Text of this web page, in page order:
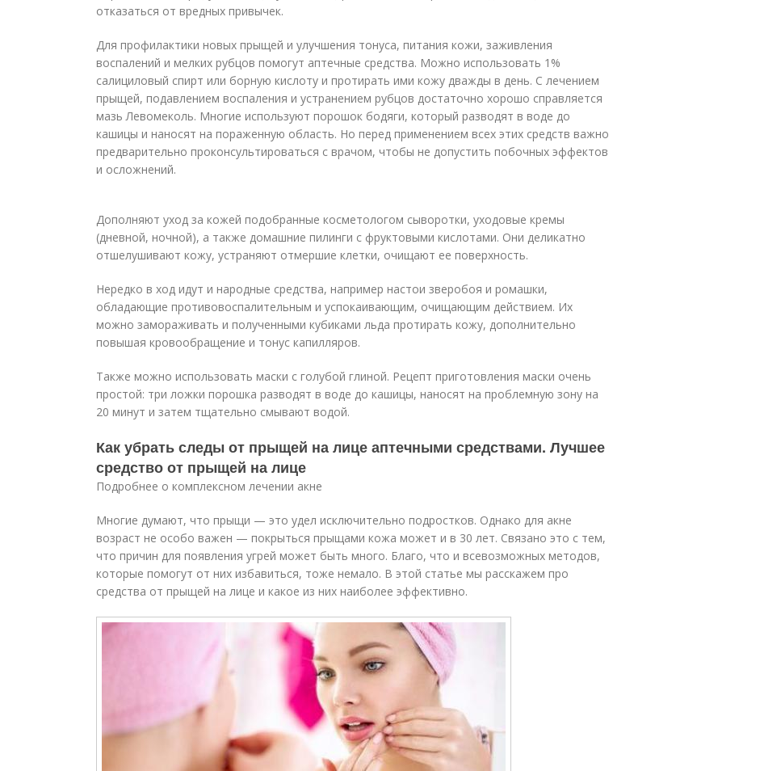
отказаться от вредных привычек.
Для профилактики новых прыщей и улучшения тонуса, питания кожи, заживления
воспалений и мелких рубцов помогут аптечные средства. Можно использовать 1%
салициловый спирт или борную кислоту и протирать ими кожу дважды в день. С лечением
прыщей, подавлением воспаления и устранением рубцов достаточно хорошо справляется
мазь Левомеколь. Многие используют порошок бодяги, который разводят в воде до
кашицы и наносят на пораженную область. Но перед применением всех этих средств важно
предварительно проконсультироваться с врачом, чтобы не допустить побочных эффектов
и осложнений.
Дополняют уход за кожей подобранные косметологом сыворотки, уходовые кремы
(дневной, ночной), а также домашние пилинги с фруктовыми кислотами. Они деликатно
отшелушивают кожу, устраняют отмершие клетки, очищают ее поверхность.
Нередко в ход идут и народные средства, например настои зверобоя и ромашки,
обладающие противовоспалительным и успокаивающим, очищающим действием. Их
можно замораживать и полученными кубиками льда протирать кожу, дополнительно
повышая кровообращение и тонус капилляров.
Также можно использовать маски с голубой глиной. Рецепт приготовления маски очень
простой: три ложки порошка разводят в воде до кашицы, наносят на проблемную зону на
20 минут и затем тщательно смывают водой.
Как убрать следы от прыщей на лице аптечными средствами. Лучшее
средство от прыщей на лице
Подробнее о комплексном лечении акне
Многие думают, что прыщи — это удел исключительно подростков. Однако для акне
возраст не особо важен — покрыться прыщами кожа может и в 30 лет. Связано это с тем,
что причин для появления угрей может быть много. Благо, что и всевозможных методов,
которые помогут от них избавиться, тоже немало. В этой статье мы расскажем про
средства от прыщей на лице и какое из них наиболее эффективно.